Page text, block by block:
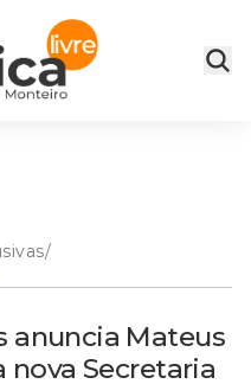
/
anuncia Mateus
Secretaria